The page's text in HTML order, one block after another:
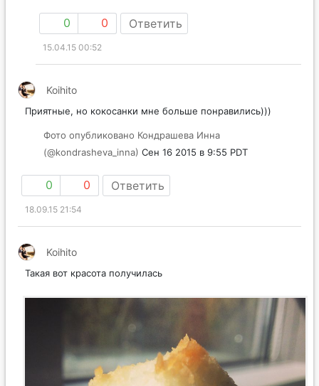
0 0 Ответить
15.04.15 00:52
Koihito
Приятные, но кокосанки мне больше понравились)))
Фото опубликовано Кондрашева Инна
(@kondrasheva_inna) Сен 16 2015 в 9:55 PDT
0 0 Ответить
18.09.15 21:54
Koihito
Такая вот красота получилась